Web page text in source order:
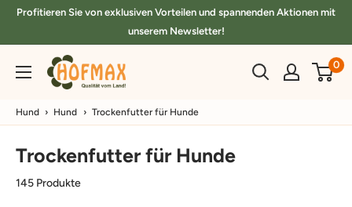
DirektProfitieren Sie von exklusiven Vorteilen und spannenden Aktionen mit
unserem Newsletter!
hofmax.de 0
Hund › Hund › Trockenfutter für Hunde
Trockenfutter für Hunde
145 Produkte